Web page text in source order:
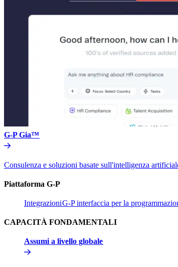
G-P Gia™​​
Consulenza e soluzioni basate sull'intelligenza
Piattaforma G-P​​
Integrazioni​​G-P interfaccia per la
CAPACITÀ FONDAMENTALI​​
Assumi a livello globale​​